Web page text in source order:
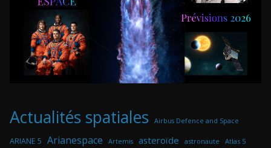
Actualités spatiales Airbus Defence and Space
ARIANE 5 Arianespace Artemis asteroïde astronaute Atlas 5